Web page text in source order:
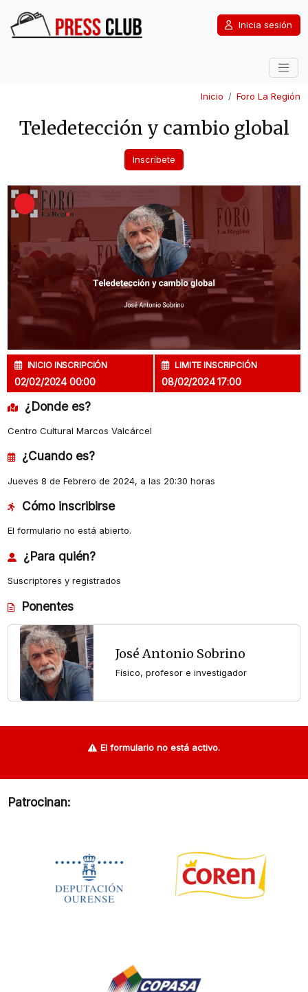
Inicia sesión
Inicio Foro La Región
Teledetección y cambio global
Inscríbete
INICIO INSCRIPCIÓN
02/02/2024 00:00
LIMITE INSCRIPCIÓN
08/02/2024 17:00
¿Donde es?
Centro Cultural Marcos Valcárcel
¿Cuando es?
Jueves 8 de Febrero de 2024, a las 20:30 horas
Cómo inscribirse
El formulario no está abierto.
¿Para quién?
Suscriptores y registrados
Ponentes
José Antonio Sobrino
Físico, profesor e investigador
El formulario no está activo.
Patrocinan: